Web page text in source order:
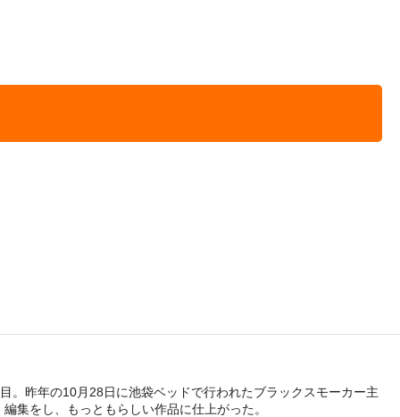
昨年の10月28日に池袋ベッドで行われたブラックスモーカー主
集をし、もっともらしい作品に仕上がった。